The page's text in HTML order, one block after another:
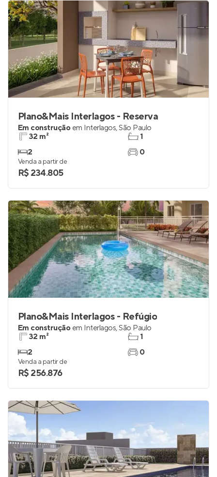
Plano&Mais Interlagos - Reserva
Em construção em Interlagos,São Paulo
32 m²
2
1
0
Venda a partir de
R$ 234.805
Plano&Mais Interlagos - Refúgio
Em construção em Interlagos,São Paulo
32 m²
2
1
0
Venda a partir de
R$ 256.876